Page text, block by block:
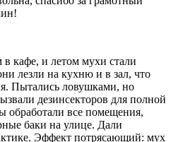
кафе, и летом мухи стали
лезли на кухню и в зал, что
Пытались ловушками, но
дезинсекторов для полной
обработали все помещения,
баки на улице. Дали
Эффект потрясающий: мух